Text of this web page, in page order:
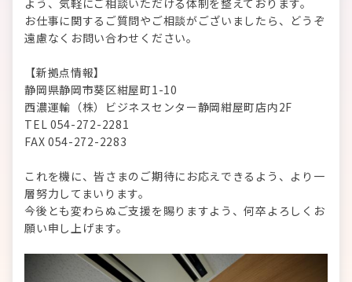
お仕事に関するご質問やご相談がございましたら、どうぞ
遠慮なくお問い合わせください。
【新拠点情報】
静岡県静岡市葵区紺屋町1-10
西濃運輸（株）ビジネスセンター静岡紺屋町店内2F
TEL 054-272-2281
FAX 054-272-2283
これを機に、皆さまのご期待にお応えできるよう、より一
層努力してまいります。
今後とも変わらぬご支援を賜りますよう、何卒よろしくお
願い申し上げます。